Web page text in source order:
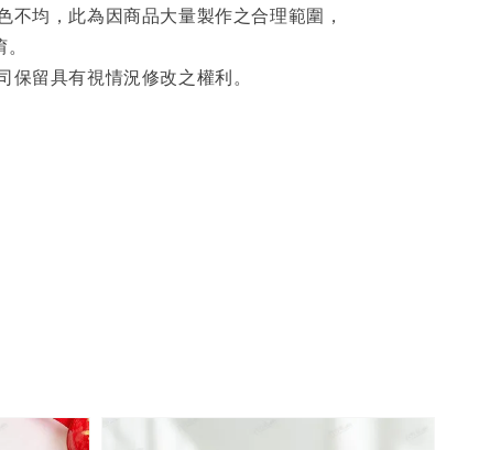
均，此為因商品大量製作之合理範圍，
留具有視情況修改之權利。